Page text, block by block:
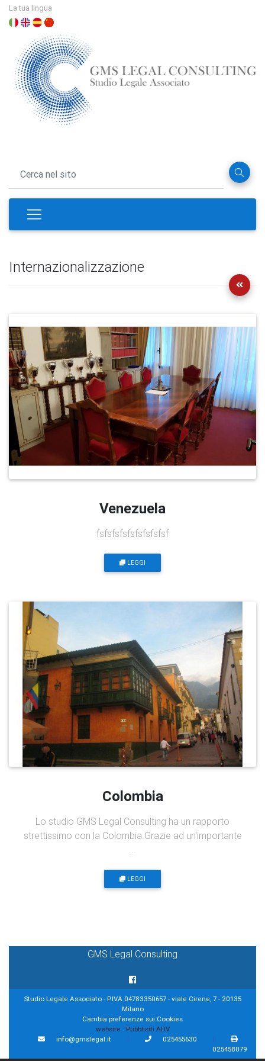
La tua lingua
Internazionalizzazione
Venezuela
fsfsfsfsfsfsfsfsfsf
LEGGI
Colombia
Lo studio GMS Legal Consulting ha un rapporto
strettissimo con la Colombia.Grazie ad un'importante
LEGGI
GMS Legal Consulting
Studio Legale Associato - P.IVA 04783350657 - viale Cirene, 7 - 20135
Milano
Cambia preferenze sui Cookies
website : Pubblisiti ADV
info@gmslegal.it
| 025455630
|
025458079